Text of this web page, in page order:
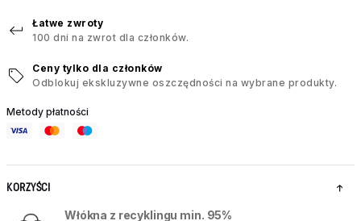
Łatwe zwroty
100 dni na zwrot dla członków.
Ceny tylko dla członków
Odblokuj ekskluzywne oszczędności na wybrane produkty.
Metody płatności
KORZYŚCI
Włókna z recyklingu min. 95%